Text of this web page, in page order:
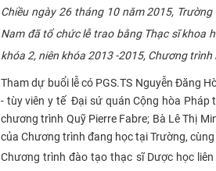
Chiều ngày 26 tháng 10 năm 2015,
Nam đã tổ chức lễ trao bằng Thạc sĩ khoa
khóa 2, niên khóa 2013 -2015, Chương
Tham dự buổi lễ có PGS.TS Nguyễn Đăng
- tùy viên y tếĐại sứ quán Cộng hòa Pháp
chương trình Quỹ Pierre Fabre; Bà Lê Thị
của Chương trình đang học tại Trường,
Chương trình đào tạo thạc sĩ Dược học